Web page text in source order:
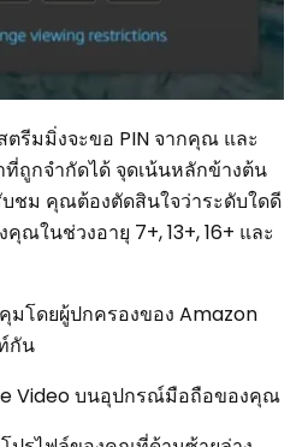
รีมมิ่งจะขอ PIN จากคุณ และ
ถูกจำกัดได้ จุดเน้นหลักข้างต้น
ชม คุณต้องตัดสินใจว่าระดับใดดี
ในช่วงอายุ 7+, 13+, 16+ และ
มโดยผู้ปกครองของ Amazon
กัน
Video บนอุปกรณ์มือถือของคุณ